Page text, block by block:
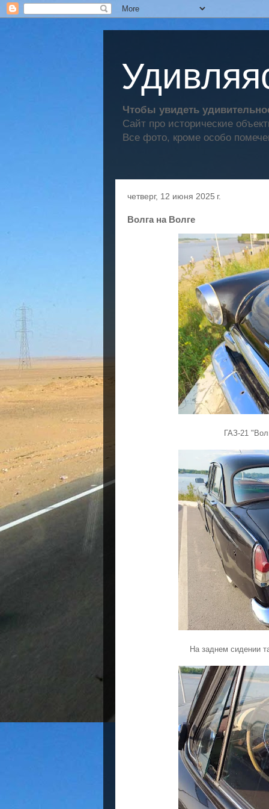
Чтобы увидеть
Сайт про исторические
Все фото, кроме особо
четверг, 12 июня 2025 г.
Волга на Волге
ГАЗ-21
На заднем сидении